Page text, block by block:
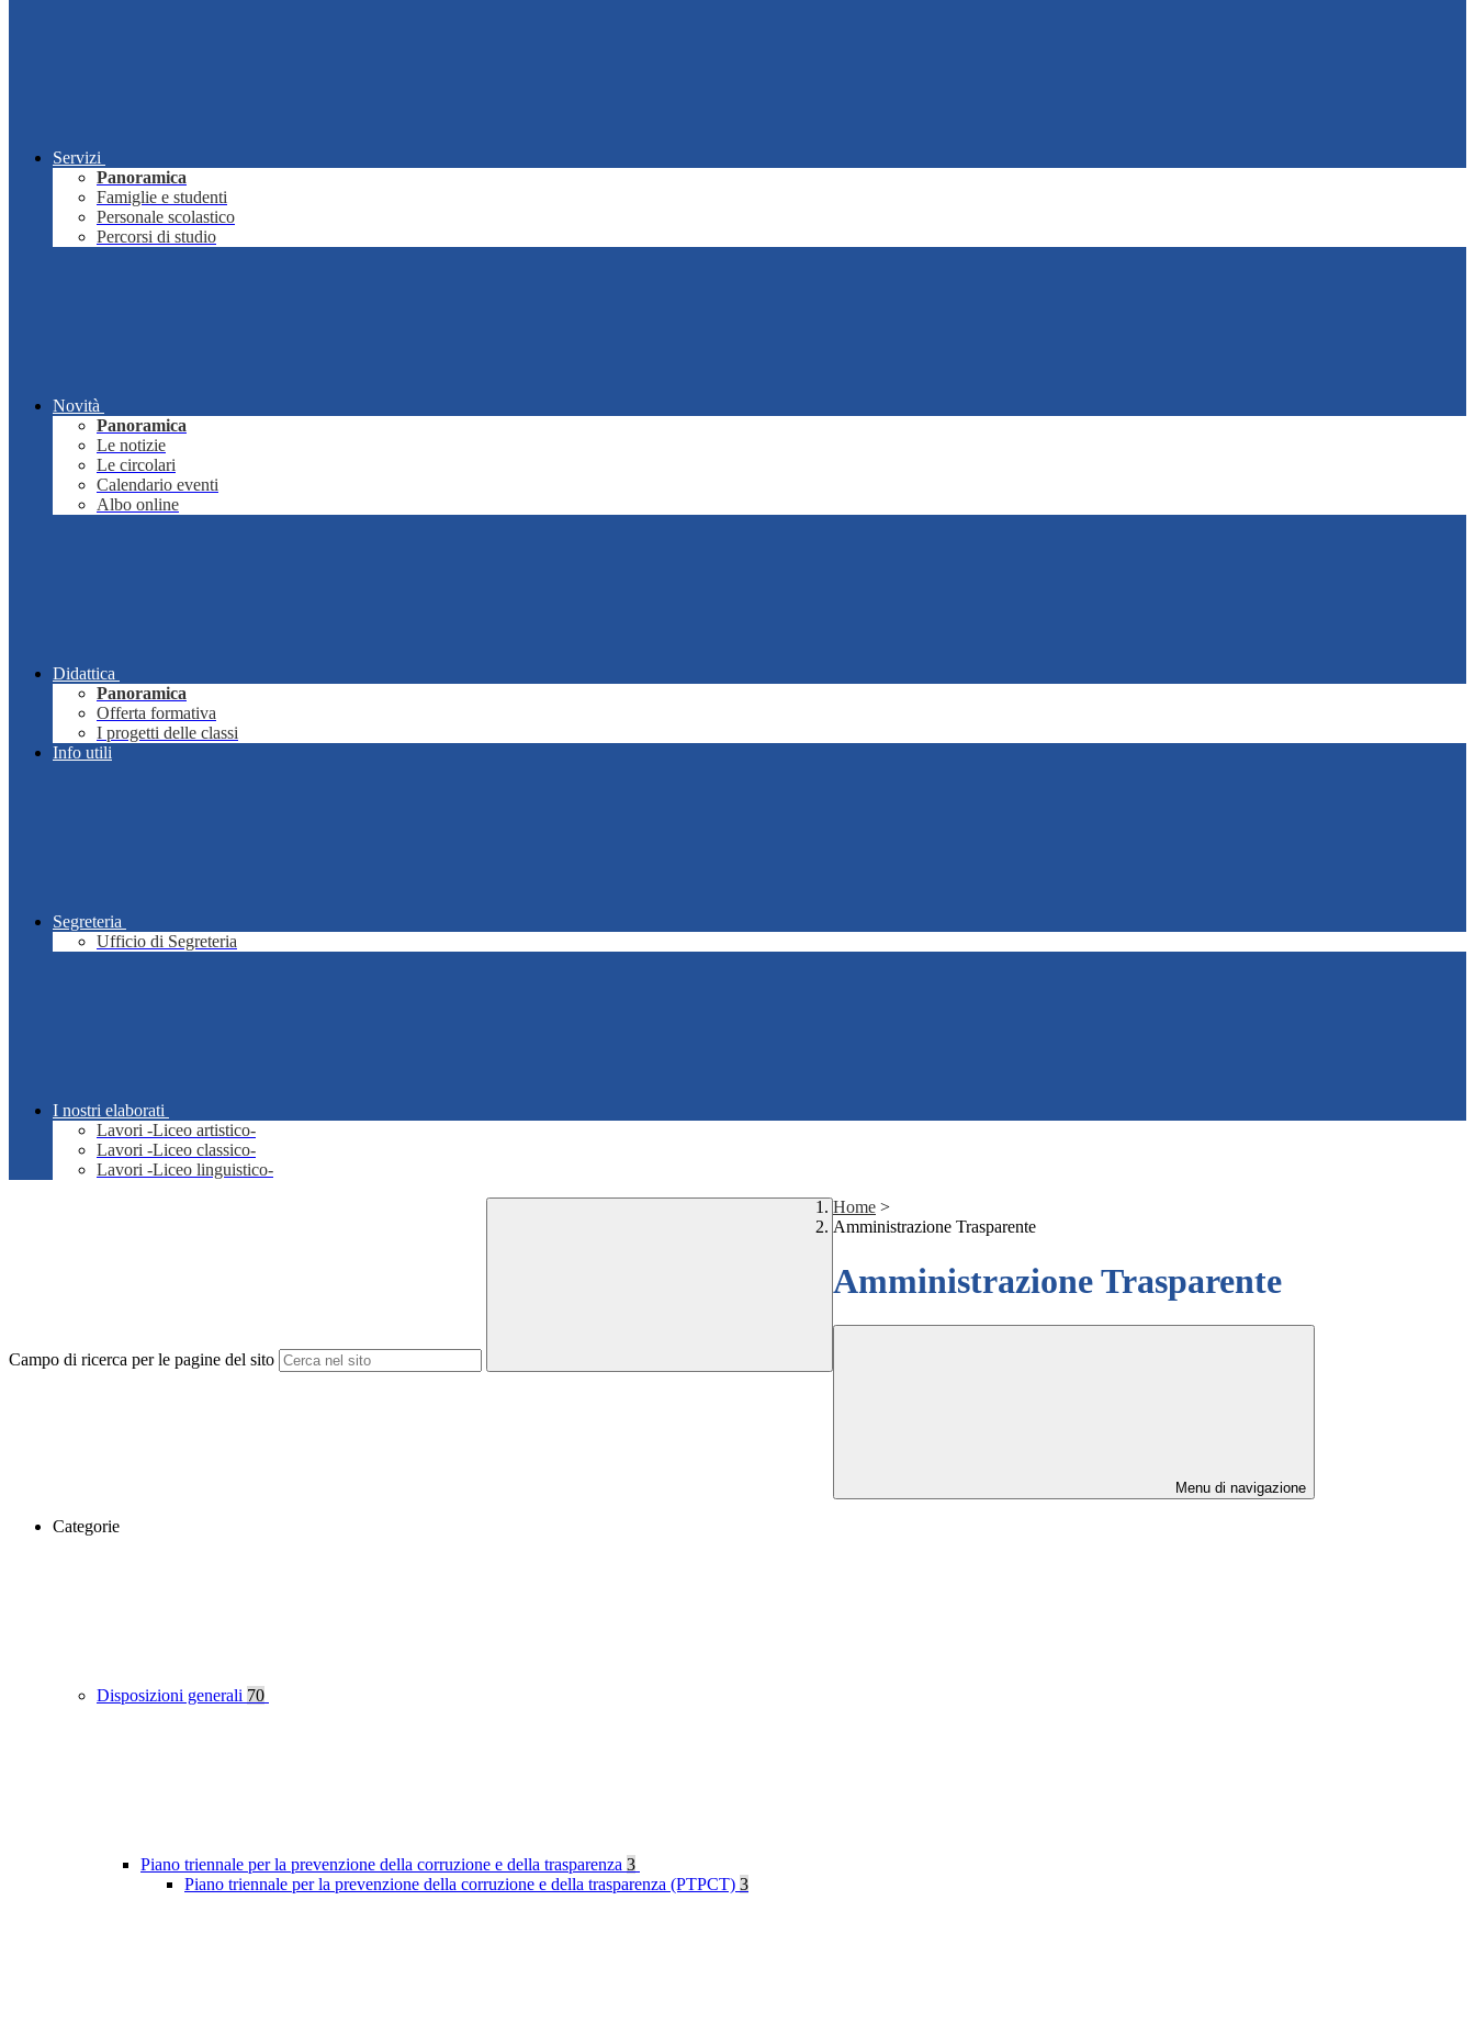
Servizi
Panoramica
Famiglie e studenti
Personale scolastico
Percorsi di studio
Novità
Panoramica
Le notizie
Le circolari
Calendario eventi
Albo online
Didattica
Panoramica
Offerta formativa
I progetti delle classi
Info utili
Segreteria
Ufficio di Segreteria
I nostri elaborati
Lavori -Liceo artistico-
Lavori -Liceo classico-
Lavori -Liceo linguistico-
Campo di ricerca per le pagine del sito
Home >
Amministrazione Trasparente
Amministrazione Trasparente
Menu di navigazione
Categorie
Disposizioni generali 70
Piano triennale per la prevenzione della corruzione e della trasparenza 3
Piano triennale per la prevenzione della corruzione e della trasparenza (PTPCT) 3